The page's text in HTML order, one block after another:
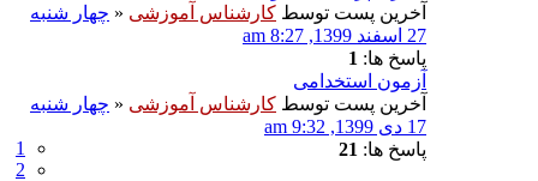
آخرین پست توسط کارشناس آموزشی « چهار شنبه
27 اسفند 1399, 8:27 am
پاسخ ها: 1
آزمون استخدامی
آخرین پست توسط کارشناس آموزشی « چهار شنبه
17 دی 1399, 9:32 am
پاسخ ها: 21
1
2